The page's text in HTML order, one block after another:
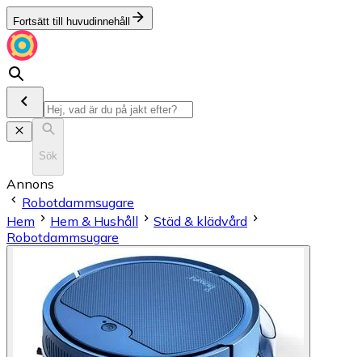
Fortsätt till huvudinnehåll
Sök
Annons
Robotdammsugare
Hem
Hem & Hushåll
Städ & klädvård
Robotdammsugare